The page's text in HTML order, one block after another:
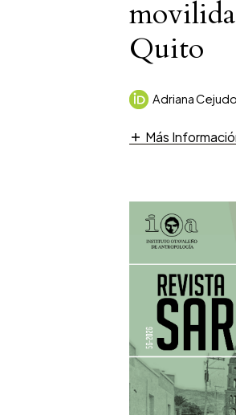
Quito
Adriana
Más